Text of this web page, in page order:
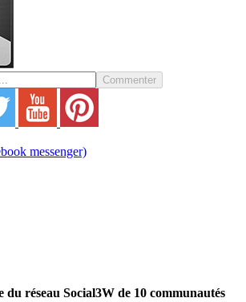
Commenter
messenger)
du réseau Social3W de 10 communautés